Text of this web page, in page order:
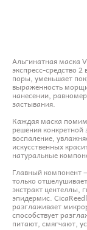
Альгинатная маска
экспресс-средство
поры, уменьшает
выраженность
нанесении,
застывания.
Каждая маска
решения конкретной
воспаление,
искусственных
натуральные
Главный компонент
только
экстракт центеллы,
эпидермис.
разглаживает
способствует
питают, смягчают,